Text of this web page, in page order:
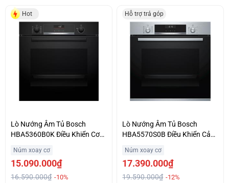
Hot
Lò Nướng Âm Tủ Bosch
HBA5360B0K Điều Khiển Cơ
Núm xoay cơ
15.090.000₫
16.590.000₫ -10%
Hỗ trợ trả góp
Lò Nướng Âm Tủ Bosch
HBA5570S0B Điều Khiển Cảm
Núm xoay cơ
17.390.000₫
19.590.000₫ -12%